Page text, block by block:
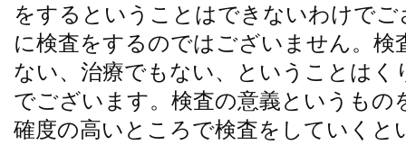
をするということはできないわけで
に検査をするのではございません。
ない、治療でもない、ということは
でございます。検査の意義というもの
確度の高いところで検査をしていくと